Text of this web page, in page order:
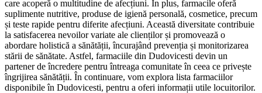
care acoperă o multitudine de afecțiuni. În plus, farmacile oferă
suplimente nutritive, produse de igienă personală, cosmetice, precum
și teste rapide pentru diferite afecțiuni. Această diversitate contribuie
la satisfacerea nevoilor variate ale clienților și promovează o
abordare holistică a sănătății, încurajând prevenția și monitorizarea
stării de sănătate. Astfel, farmaciile din Dudovicesti devin un
partener de încredere pentru întreaga comunitate în ceea ce privește
îngrijirea sănătății. În continuare, vom explora lista farmaciilor
disponibile în Dudovicesti, pentru a oferi informații utile locuitorilor.